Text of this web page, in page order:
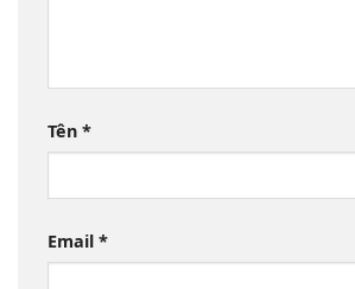
Tên *
Email *